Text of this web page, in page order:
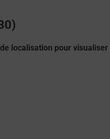
localisation pour